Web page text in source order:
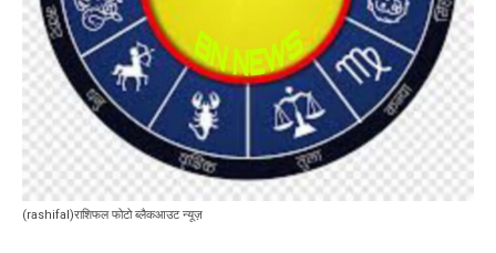
(rashifal)राशिफल फोटो ब्लैकआउट न्यूज़